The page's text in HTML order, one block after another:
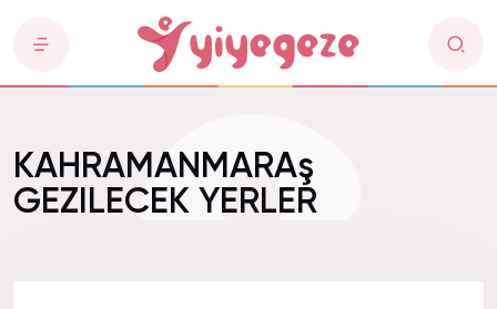
KAHRAMANMARAş
GEZILECEK YERLER